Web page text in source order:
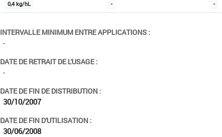
0,4 kg/hL - -
INTERVALLE MINIMUM ENTRE APPLICATIONS :
-
DATE DE RETRAIT DE L'USAGE :
-
DATE DE FIN DE DISTRIBUTION :
30/10/2007
DATE DE FIN D'UTILISATION :
30/06/2008